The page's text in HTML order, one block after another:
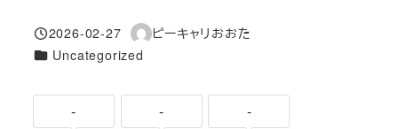
投稿日
2026-02-27
著
者
ピーキャリおおた
カテゴリー
Uncategorized
- - -